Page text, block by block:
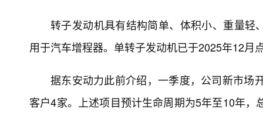
转子发动机具有结构简单、体积小、重量
用于汽车增程器。单转子发动机已于2025年12月
据东安动力此前介绍，一季度，公司新市场
客户4家。上述项目预计生命周期为5年至10年